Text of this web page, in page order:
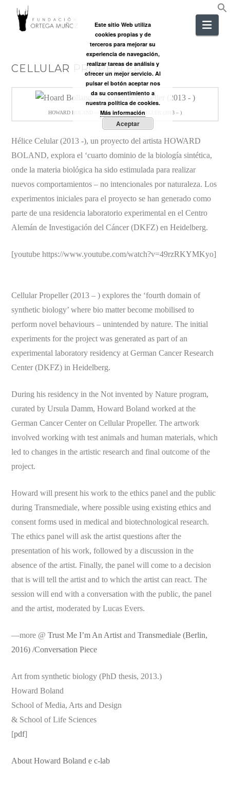
ORTEGA
MUÑOZ
CELLULAR PROPELLER
HOWARD BOLAND — «CELLULAR PROPELLER (2013 – )
Hélice Celular (2013 -), un proyecto del artista HOWARD
BOLAND, explora el ‘cuarto dominio de la biología sintética,
onde la materia biológica ha sido estimulada para realizar
nuevos comportamientos – no intencionales por naturaleza. Los
experimentos iniciales para el proyecto se han generado como
parte de una residencia laboratorio experimental en el Centro
Alemán de Investigación del Cáncer (DKFZ) en Heidelberg.
[youtube https://www.youtube.com/watch?v=49rzRKYMKyo]
Cellular Propeller (2013 – ) explores the ‘fourth domain of
synthetic biology’ where bio matter become mobilised to
perform novel behaviours – unintended by nature. The initial
experiments for the project was generated as part of an
experimental laboratory residency at German Cancer Research
Center (DKFZ) in Heidelberg.
During his residency in the Not invented by Nature program,
curated by Ursula Damm, Howard Boland worked at the
German Cancer Center on Cellular Propeller. The artwork
involved working with test animals and human materials, which
led to changes in the artistic research and final outcome of the
project.
Howard will present his work to the ethics panel and the public
during Transmediale, where possible using existing ethics and
consent forms used in medical and biotechnological research.
The ethics panel will ask the artist questions after the
presentation of his work, followed by a discussion in the
absence of the artist. Finally, the panel will come to a decision
that is will tell the artist and to which the artist can react. The
session will end with a conversation with the public, the panel
and the artist, moderated by Lucas Evers.
—more @Trust Me I’m An Artist andTransmediale (Berlin,
2016) /Conversation Piece
Art from synthetic biology (PhD thesis, 2013.)
Howard Boland
School of Media, Arts and Design
& School of Life Sciences
[pdf]
About Howard Boland e c-lab
Este sitio Web utiliza
cookies propias y de
terceros para mejorar su
experiencia de navegación,
realizar tareas de análisis y
ofrecer un mejor servicio. Al
pulsar el botón aceptar nos
da su consentimiento a
nuestra política de cookies.
Más información
Aceptar